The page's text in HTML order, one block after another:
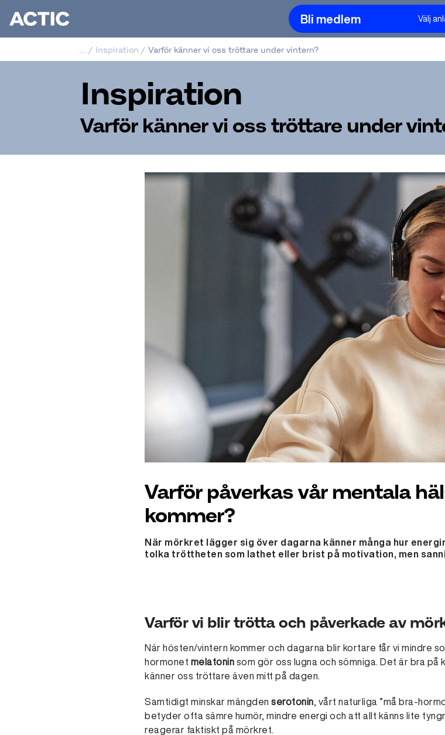
Bli medlem Välj
... / Inspiration / Varför känner vi oss tröttare under vintern?
Inspiration
Varför känner vi oss tröttare under
Varför påverkas vår mentala
kommer?
När mörkret lägger sig över dagarna känner många hur
tolka tröttheten som lathet eller brist på motivation, men
Varför vi blir trötta och påverkade av
När hösten/vintern kommer och dagarna blir kortare får vi mindre
hormonet melatonin som gör oss lugna och sömniga. Det är bra
känner oss tröttare även mitt på dagen.
Samtidigt minskar mängden serotonin , vårt naturliga ”må bra-
betyder ofta sämre humör, mindre energi och att allt känns lite
reagerar faktiskt på mörkret.